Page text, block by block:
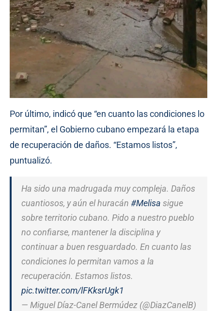
Por último, indicó que “en cuanto las condiciones lo
permitan”, el Gobierno cubano empezará la etapa
de recuperación de daños. “Estamos listos”,
puntualizó.
Ha sido una madrugada muy compleja. Daños
cuantiosos, y aún el huracán #Melisa sigue
sobre territorio cubano. Pido a nuestro pueblo
no confiarse, mantener la disciplina y
continuar a buen resguardado. En cuanto las
condiciones lo permitan vamos a la
recuperación. Estamos listos.
pic.twitter.com/lFKksrUgk1
— Miguel Díaz-Canel Bermúdez (@DiazCanelB)